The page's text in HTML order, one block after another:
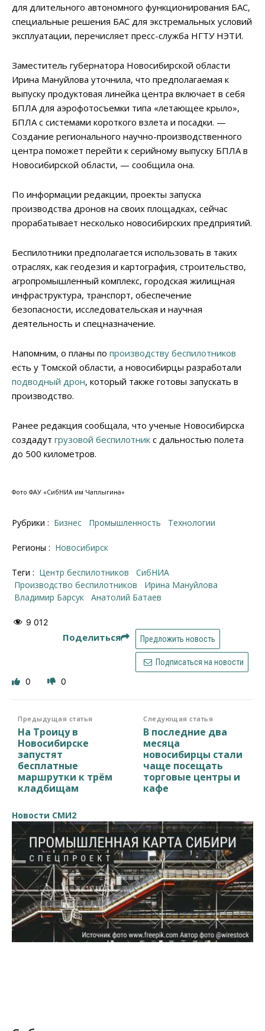
для длительного автономного функционирования БАС,
специальные решения БАС для экстремальных условий
эксплуатации, перечисляет пресс-служба НГТУ НЭТИ.
Заместитель губернатора Новосибирской области
Ирина Мануйлова уточнила, что предполагаемая к
выпуску продуктовая линейка центра включает в себя
БПЛА для аэрофотосъемки типа «летающее крыло»,
БПЛА с системами короткого взлета и посадки. —
Создание регионального научно-производственного
центра поможет перейти к серийному выпуску БПЛА в
Новосибирской области, — сообщила она.
По информации редакции, проекты запуска
производства дронов на своих площадках, сейчас
прорабатывает несколько новосибирских предприятий.
Беспилотники предполагается использовать в таких
отраслях, как геодезия и картография, строительство,
агропромышленный комплекс, городская жилищная
инфраструктура, транспорт, обеспечение
безопасности, исследовательская и научная
деятельность и спецназначение.
Напомним, о планы по производству беспилотников
есть у Томской области, а новосибирцы разработали
подводный дрон, который также готовы запускать в
производство.
Ранее редакция сообщала, что ученые Новосибирска
создадут грузовой беспилотник с дальностью полета
до 500 километров.
Фото ФАУ «СибНИА им Чаплыгина»
Рубрики : Бизнес Промышленность Технологии
Регионы : Новосибирск
Теги : Центр беспилотников
СибНИА
производство беспилотников
Ирина Мануйлова
Владимир Барсук
Анатолий Батаев
9 012
Поделиться Предложить новость
Подписаться на новости
0 0
Предыдущая статья
На Троицу в
Новосибирске
запустят
бесплатные
маршрутки к трём
кладбищам
Следующая статья
В последние два
месяца
новосибирцы стали
чаще посещать
торговые центры и
кафе
Новости СМИ2